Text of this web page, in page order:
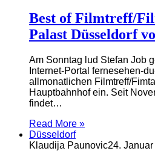
Best of Filmtreff/
Palast Düsseldorf
Am Sonntag lud Stefan Job
Internet-Portal fernesehen-
allmonatlichen Filmtreff/
Hauptbahnhof ein. Seit
findet…
Read More »
Düsseldorf
Klaudija Paunovic24.